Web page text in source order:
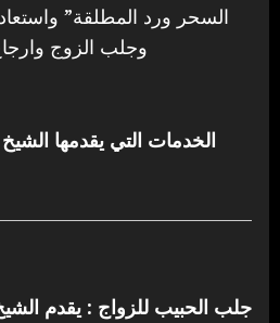
السحر ورد المطلقة”
وجلب الزوج
الخدمات التي يقدمها الشيخ
جلب الحبيب للزواج : يقدم